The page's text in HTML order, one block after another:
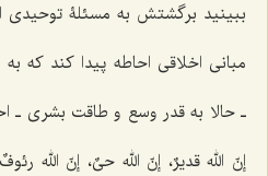
ببینید برگشتش به مسئلۀ
مبانى اخلاقى احاطه پیدا کند که
ـ حالا به قدر وسع و طاقت بشری‌ ـ
إنّ الله قدیرٌ، إنّ الله حىٌ، إنّ الله